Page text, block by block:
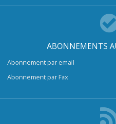
ABONNEMENTS
Abonnement par email
Abonnement par Fax